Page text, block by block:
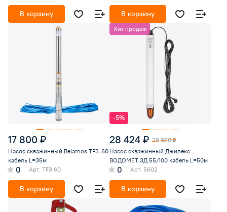
В корзину В корзину
17 800 ₽
Насос скважинный Belamos TF3-60
кабель L=35м
0 Арт. TF3 60
В корзину
Хит продаж
-5%
28 424 ₽ 29 920 ₽
Насос скважинный Джилекс
ВОДОМЕТ 3Д 55/100 кабель L=50м
0 Арт. 5602
В корзину